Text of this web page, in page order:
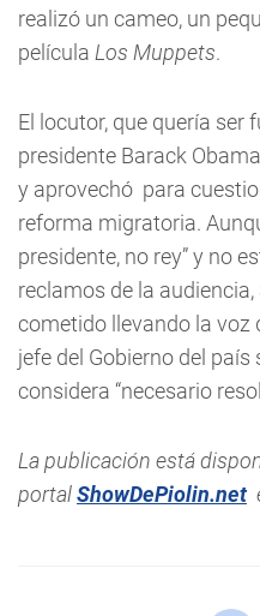
realizó un cameo, un
película Los Muppets.
El locutor, que quería ser
presidente Barack
y aprovechó para
reforma migratoria.
presidente, no rey” y no
reclamos de la
cometido llevando la voz
jefe del Gobierno del
considera “necesario
La publicación está
portalShowDePiolin.net